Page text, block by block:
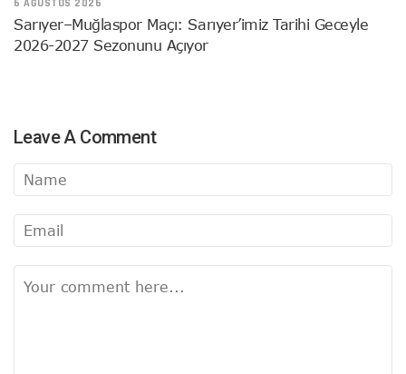
6 AĞUSTOS 2026
Sarıyer–Muğlaspor Maçı: Sarıyer’imiz Tarihi Geceyle
2026-2027 Sezonunu Açıyor
Leave A Comment